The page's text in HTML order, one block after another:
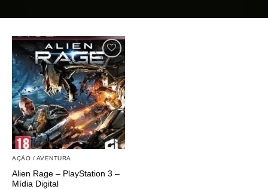
AÇÃO / AVENTURA
Alien Rage – PlayStation 3 –
Mídia Digital